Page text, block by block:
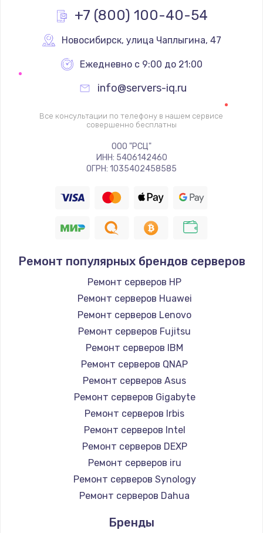
+7 (800) 100-40-54
Новосибирск, улица Чаплыгина, 47
Ежедневно с 9:00 до 21:00
info@servers-iq.ru
Все консультации по телефону в нашем сервисе
совершенно бесплатны
ООО "РСЦ"
ИНН: 5406142460
ОГРН: 1035402458585
Ремонт популярных брендов серверов
Ремонт серверов HP
Ремонт серверов Huawei
Ремонт серверов Lenovo
Ремонт серверов Fujitsu
Ремонт серверов IBM
Ремонт серверов QNAP
Ремонт серверов Asus
Ремонт серверов Gigabyte
Ремонт серверов Irbis
Ремонт серверов Intel
Ремонт серверов DEXP
Ремонт серверов iru
Ремонт серверов Synology
Ремонт серверов Dahua
Бренды